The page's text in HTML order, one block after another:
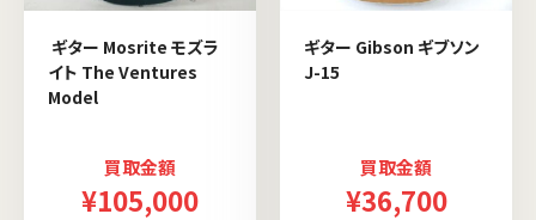
ギター Mosrite モズラ
イト The Ventures
Model
買取金額
¥105,000
ギター Gibson ギブソン
J-15
買取金額
¥36,700